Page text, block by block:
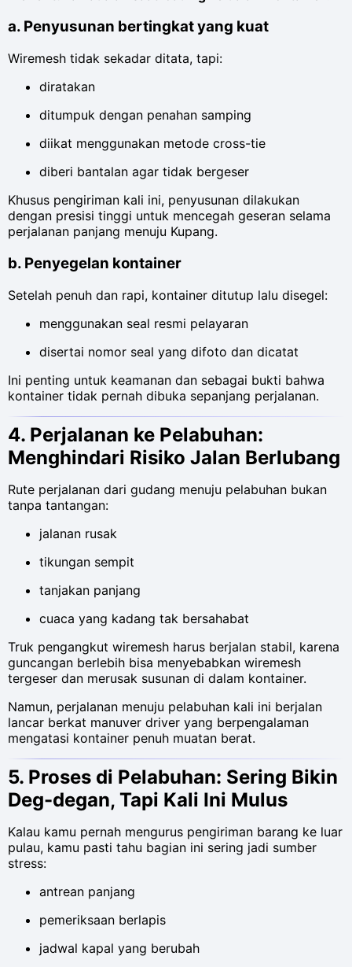
a. Penyusunan bertingkat yang kuat
Wiremesh tidak sekadar ditata, tapi:
diratakan
ditumpuk dengan penahan samping
diikat menggunakan metode cross-tie
diberi bantalan agar tidak bergeser
Khusus pengiriman kali ini, penyusunan dilakukan
dengan presisi tinggi untuk mencegah geseran selama
perjalanan panjang menuju Kupang.
b. Penyegelan kontainer
Setelah penuh dan rapi, kontainer ditutup lalu disegel:
menggunakan seal resmi pelayaran
disertai nomor seal yang difoto dan dicatat
Ini penting untuk keamanan dan sebagai bukti bahwa
kontainer tidak pernah dibuka sepanjang perjalanan.
4. Perjalanan ke Pelabuhan:
Menghindari Risiko Jalan Berlubang
Rute perjalanan dari gudang menuju pelabuhan bukan
tanpa tantangan:
jalanan rusak
tikungan sempit
tanjakan panjang
cuaca yang kadang tak bersahabat
Truk pengangkut wiremesh harus berjalan stabil, karena
guncangan berlebih bisa menyebabkan wiremesh
tergeser dan merusak susunan di dalam kontainer.
Namun, perjalanan menuju pelabuhan kali ini berjalan
lancar berkat manuver driver yang berpengalaman
mengatasi kontainer penuh muatan berat.
5. Proses di Pelabuhan: Sering Bikin
Deg-degan, Tapi Kali Ini Mulus
Kalau kamu pernah mengurus pengiriman barang ke luar
pulau, kamu pasti tahu bagian ini sering jadi sumber
stress:
antrean panjang
pemeriksaan berlapis
jadwal kapal yang berubah